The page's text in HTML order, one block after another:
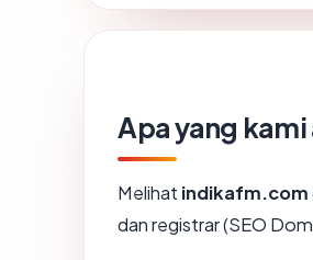
Apa yang
Melihat indikafm.com
dan registrar (SEO